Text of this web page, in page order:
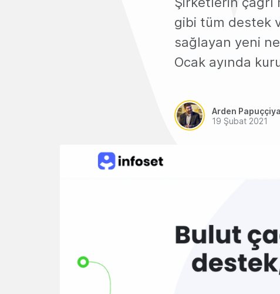
gibi tüm destek
sağlayan yeni
Ocak ayında
Arden
19 Şubat 2021